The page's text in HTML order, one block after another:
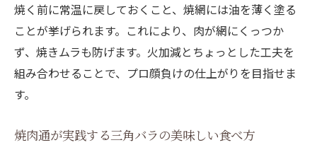
焼く前に常温に戻しておくこと、焼網には油を薄く塗る
ことが挙げられます。これにより、肉が網にくっつか
ず、焼きムラも防げます。火加減とちょっとした工夫を
組み合わせることで、プロ顔負けの仕上がりを目指せま
す。
焼肉通が実践する三角バラの美味しい食べ方